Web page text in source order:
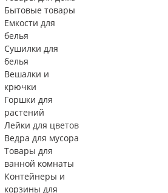
Бытовые товары
Емкости для
белья
Сушилки для
белья
Вешалки и
крючки
Горшки для
растений
Лейки для цветов
Ведра для мусора
Товары для
ванной комнаты
Контейнеры и
корзины для